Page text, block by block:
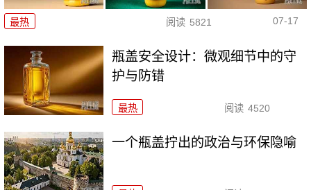
最热 阅读 5821 07-17
瓶盖安全设计：微观细节中的守
护与防错
最热 阅读 4520
一个瓶盖拧出的政治与环保隐喻